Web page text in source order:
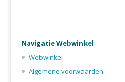
Navigatie Webwinkel
Webwinkel
Algemene voorwaarden